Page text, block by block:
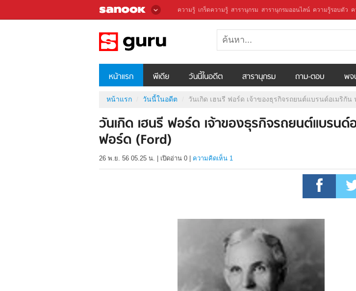
ความรู้ เกร็ดความรู้ สารานุกรม สารานุกรมออนไลน์ ความรู้รอบตัว ค
หน้าแรก พีเดีย วันนี้ในอดีต สารานุกรม ถาม-ตอบ พจ
หน้าแรก วันนี้ในอดีต วันเกิด เฮนรี ฟอร์ด เจ้าของธุรกิจรถยนต์แบรนด์อเมริกัน
วันเกิด เฮนรี ฟอร์ด เจ้าของธุรกิจรถยนต์แบรนด์
ฟอร์ด (Ford)
26 พ.ย. 56 05.25 น. เปิดอ่าน 0 ความคิดเห็น 1